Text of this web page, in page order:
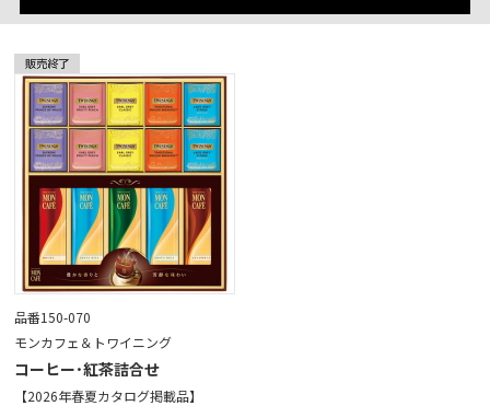
品番150-070
モンカフェ＆トワイニング
コーヒー･紅茶詰合せ
【2026年春夏カタログ掲載品】